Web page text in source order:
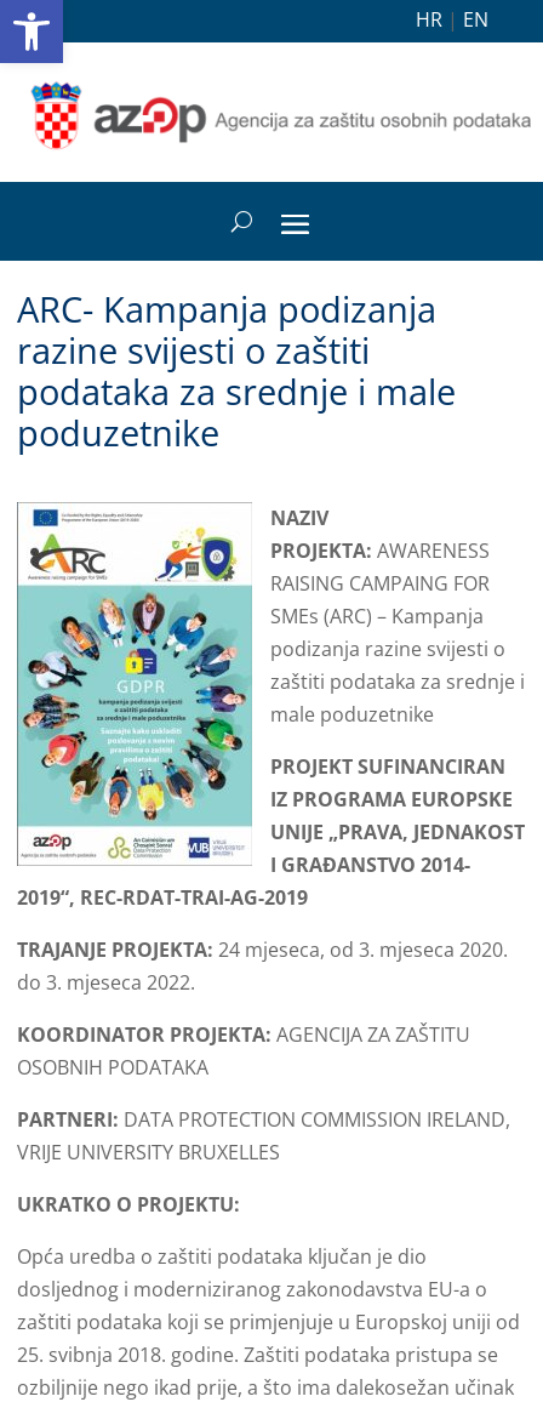
HR | EN
ARC- Kampanja podizanja
razine svijesti o zaštiti
podataka za srednje i male
poduzetnike
NAZIV
PROJEKTA: AWARENESS
RAISING CAMPAING FOR
SMEs (ARC) – Kampanja
podizanja razine svijesti o
zaštiti podataka za srednje i
male poduzetnike
PROJEKT SUFINANCIRAN
IZ PROGRAMA EUROPSKE
UNIJE „PRAVA, JEDNAKOST
I GRAĐANSTVO 2014-
2019“, REC-RDAT-TRAI-AG-2019
TRAJANJE PROJEKTA: 24 mjeseca, od 3. mjeseca 2020.
do 3. mjeseca 2022.
KOORDINATOR PROJEKTA: AGENCIJA ZA ZAŠTITU
OSOBNIH PODATAKA
PARTNERI: DATA PROTECTION COMMISSION IRELAND,
VRIJE UNIVERSITY BRUXELLES
UKRATKO O PROJEKTU:
Opća uredba o zaštiti podataka ključan je dio
dosljednog i moderniziranog zakonodavstva EU-a o
zaštiti podataka koji se primjenjuje u Europskoj uniji od
25. svibnja 2018. godine. Zaštiti podataka pristupa se
ozbiljnije nego ikad prije, a što ima dalekosežan učinak